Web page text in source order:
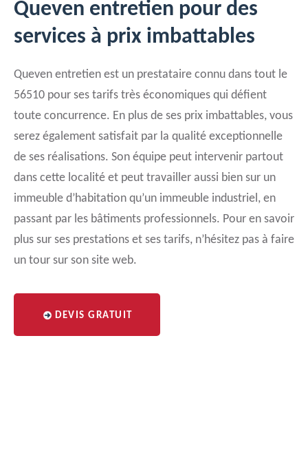
Queven entretien pour des
services à prix imbattables
Queven entretien est un prestataire connu dans tout le
56510 pour ses tarifs très économiques qui défient
toute concurrence. En plus de ses prix imbattables, vous
serez également satisfait par la qualité exceptionnelle
de ses réalisations. Son équipe peut intervenir partout
dans cette localité et peut travailler aussi bien sur un
immeuble d’habitation qu’un immeuble industriel, en
passant par les bâtiments professionnels. Pour en savoir
plus sur ses prestations et ses tarifs, n’hésitez pas à faire
un tour sur son site web.
DEVIS GRATUIT